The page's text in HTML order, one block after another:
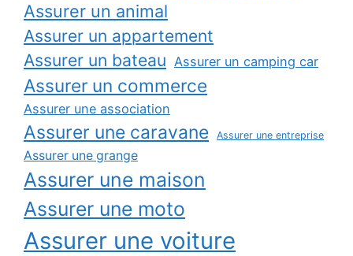
Assurer un animal
Assurer un appartement
Assurer un bateau Assurer un camping car
Assurer un commerce
Assurer une association
Assurer une caravane Assurer une entreprise
Assurer une grange
Assurer une maison
Assurer une moto
Assurer une voiture